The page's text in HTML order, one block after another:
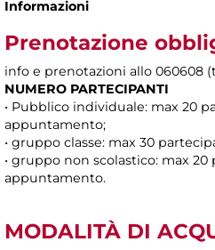
Informazioni
Prenotazione
info e prenotazioni allo 060608
NUMERO PARTECIPANTI
• Pubblico individuale: max 20
appuntamento;
• gruppo classe: max 30
• gruppo non scolastico: max
appuntamento.
MODALITÀ DI